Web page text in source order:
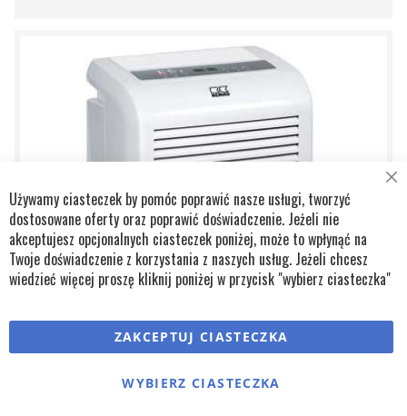
Używamy ciasteczek by pomóc poprawić nasze usługi, tworzyć
dostosowane oferty oraz poprawić doświadczenie. Jeżeli nie
akceptujesz opcjonalnych ciasteczek poniżej, może to wpłynąć na
Twoje doświadczenie z korzystania z naszych usług. Jeżeli chcesz
wiedzieć więcej proszę kliknij poniżej w przycisk "wybierz ciasteczka"
ZAKCEPTUJ CIASTECZKA
WYBIERZ CIASTECZKA